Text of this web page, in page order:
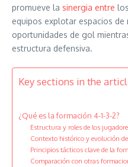
promueve la sinergia entre
equipos explotar espacios
oportunidades de gol
estructura defensiva.
Key sections in the
¿Qué es la formación 4-1-3-2?
Estructura y roles de los
Contexto histórico y evolución
Principios tácticos clave de la
Comparación con otras